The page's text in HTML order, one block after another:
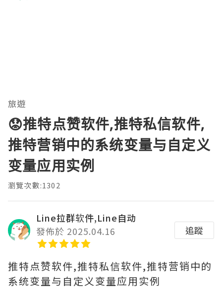
旅遊
😟推特点赞软件,推特私信软件,
推特营销中的系统变量与自定义
变量应用实例
瀏覽次數:1302
Line拉群软件,Line自动
發佈於 2025.04.16
追蹤
推特点赞软件,推特私信软件,推特营销中的
系统变量与自定义变量应用实例